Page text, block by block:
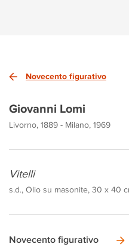
Novecento figurativo
Giovanni Lomi
Livorno, 1889 - Milano, 1969
Vitelli
s.d., Olio su masonite, 30 x 40
Novecento figurativo